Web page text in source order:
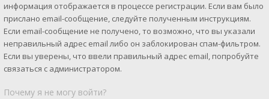
информация отображается в процессе регистрации. Если вам было
прислано email-сообщение, следуйте полученным инструкциям.
Если email-сообщение не получено, то возможно, что вы указали
неправильный адрес email либо он заблокирован спам-фильтром.
Если вы уверены, что ввели правильный адрес email, попробуйте
связаться с администратором.
Почему я не могу войти?